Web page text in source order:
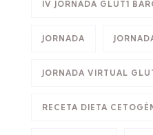
IV JORNADA GLUT1
JORNADA
JORNADA VIRTUAL
RECETA DIETA